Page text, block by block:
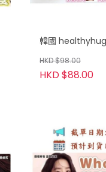
韓國
HKD $98.00
HKD $88.00